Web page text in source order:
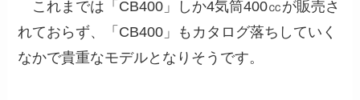
これまでは「CB400」しか4気筒400㏄が販売さ
れておらず、「CB400」もカタログ落ちしていく
なかで貴重なモデルとなりそうです。